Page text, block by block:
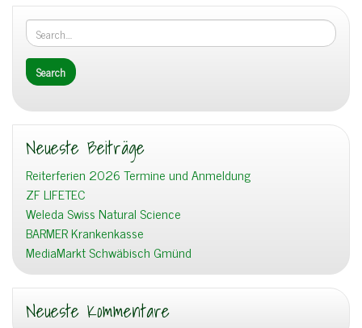
Neueste Beiträge
Reiterferien 2026 Termine und Anmeldung
ZF LIFETEC
Weleda Swiss Natural Science
BARMER Krankenkasse
MediaMarkt Schwäbisch Gmünd
Neueste Kommentare